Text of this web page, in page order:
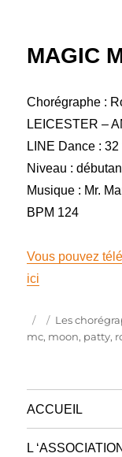
MAGIC
Chorégraphe :
LEICESTER –
LINE Dance :
Niveau :
Musique : Mr.
BPM 124
Vous pouvez
ici
Publié
le
Catégories
Les
mc, moon, patty,
ACCUEIL
L ‘ASSOCIATION